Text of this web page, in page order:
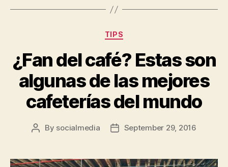
Categories
TIPS
¿Fan del café? Estas son
algunas de las mejores
cafeterías del mundo
Post
By socialmedia
PostSeptember 29, 2016